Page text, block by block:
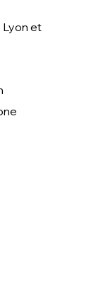
Lyon et